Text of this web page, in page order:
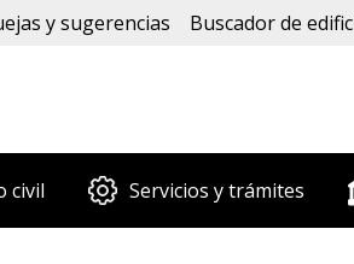
y sugerencias Buscador de
civil Servicios y trámites